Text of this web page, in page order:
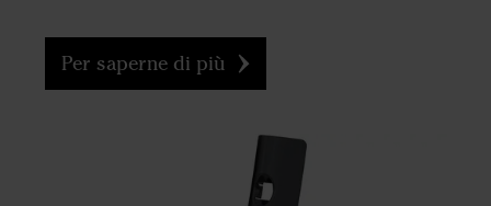
Per saperne di più